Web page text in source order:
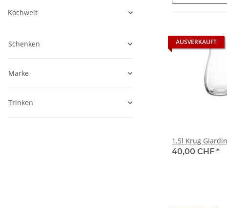
AUSVERKAUFT
1.5l Krug
40,00 CHF *
Kochwelt
Schenken
Marke
Trinken